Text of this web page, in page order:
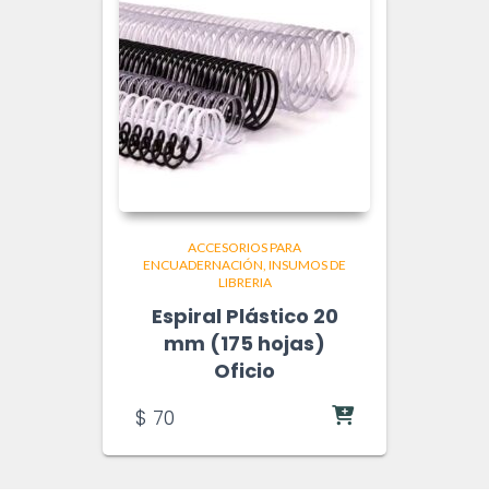
ACCESORIOS PARA
ENCUADERNACIÓN INSUMOS DE
LIBRERIA
Espiral Plástico 20
mm (175 hojas)
Oficio
$ 70